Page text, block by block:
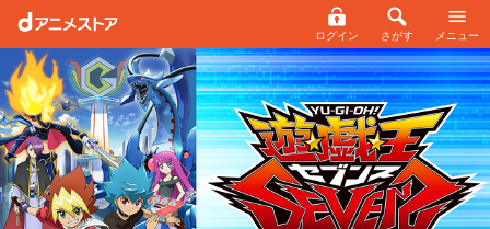
ログイン さがす メニュー